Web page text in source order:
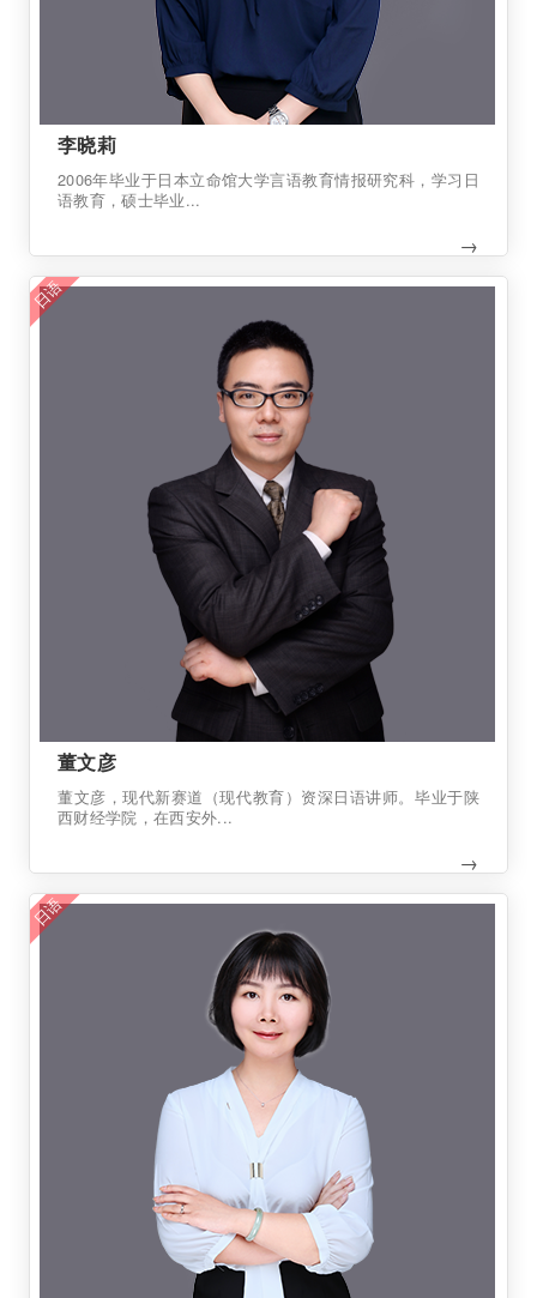
李晓莉
2006年毕业于日本立命馆大学言语教育情报研究科，学习日
语教育，硕士毕业...
→
日语
董文彦
董文彦，现代新赛道（现代教育）资深日语讲师。毕业于陕
西财经学院，在西安外...
→
日语